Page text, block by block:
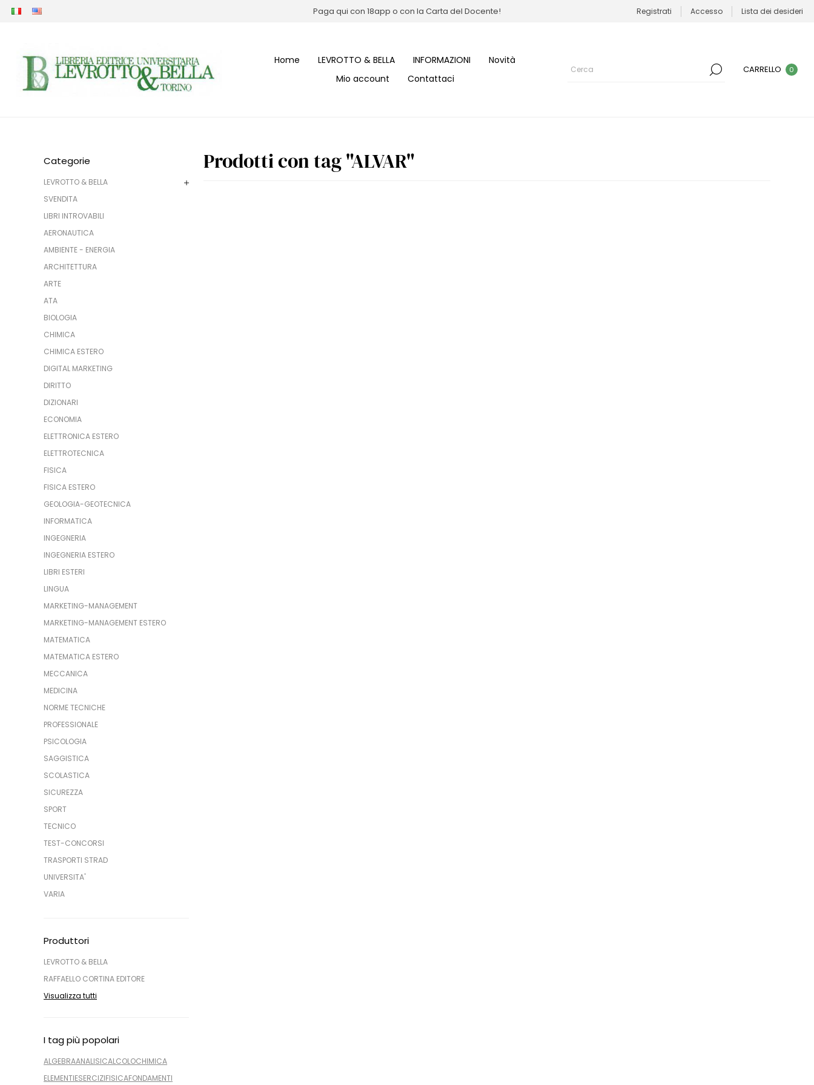
Paga qui con 18app o con la Carta del Docente! Registrati Accesso Lista dei desideri
Home LEVROTTO & BELLA INFORMAZIONI
Novità
Mio account
Contattaci
CARRELLO 0
Categorie
LEVROTTO & BELLA
SVENDITA
LIBRI INTROVABILI
AERONAUTICA
AMBIENTE - ENERGIA
ARCHITETTURA
ARTE
ATA
BIOLOGIA
CHIMICA
CHIMICA ESTERO
DIGITAL MARKETING
DIRITTO
DIZIONARI
ECONOMIA
ELETTRONICA ESTERO
ELETTROTECNICA
FISICA
FISICA ESTERO
GEOLOGIA-GEOTECNICA
INFORMATICA
INGEGNERIA
INGEGNERIA ESTERO
LIBRI ESTERI
LINGUA
MARKETING-MANAGEMENT
MARKETING-MANAGEMENT ESTERO
MATEMATICA
MATEMATICA ESTERO
MECCANICA
MEDICINA
NORME TECNICHE
PROFESSIONALE
PSICOLOGIA
SAGGISTICA
SCOLASTICA
SICUREZZA
SPORT
TECNICO
TEST-CONCORSI
TRASPORTI STRAD
UNIVERSITA'
VARIA
Produttori
LEVROTTO & BELLA
RAFFAELLO CORTINA EDITORE
Visualizza tutti
I tag più popolari
ALGEBRAANALISICALCOLOCHIMICA
ELEMENTIESERCIZIFISICAFONDAMENTI
Prodotti con tag "ALVAR"